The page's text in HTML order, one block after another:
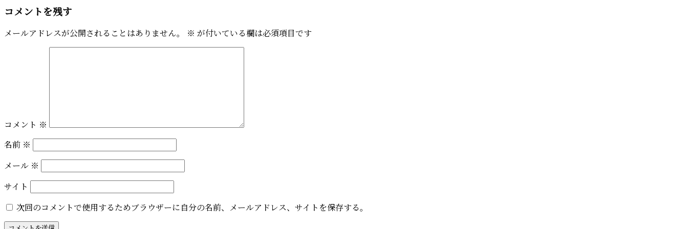
コメントを残す
メールアドレスが公開されることはありません。 ※ が付いている欄は必須項目です
コメント ※
名前 ※
メール ※
サイト
次回のコメントで使用するためブラウザーに自分の名前、メールアドレス、サイトを保存する。